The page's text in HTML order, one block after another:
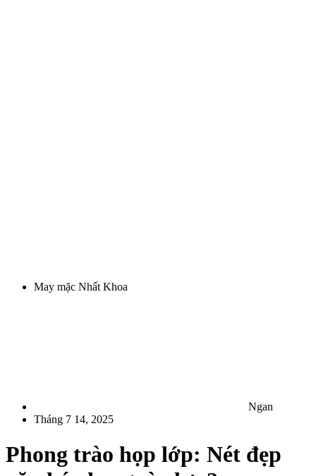
May mặc Nhất Khoa
Ngan
Tháng 7 14, 2025
Phong trào họp lớp: Nét đẹp